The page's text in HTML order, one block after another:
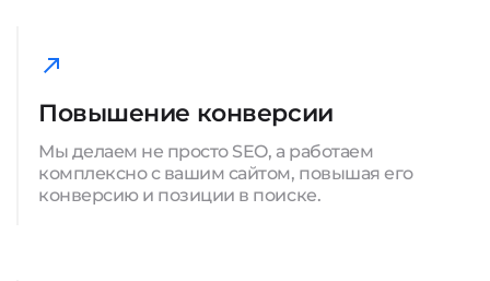
Повышение конверсии
Мы делаем не просто SEO, а работаем
комплексно с вашим сайтом, повышая его
конверсию и позиции в поиске.